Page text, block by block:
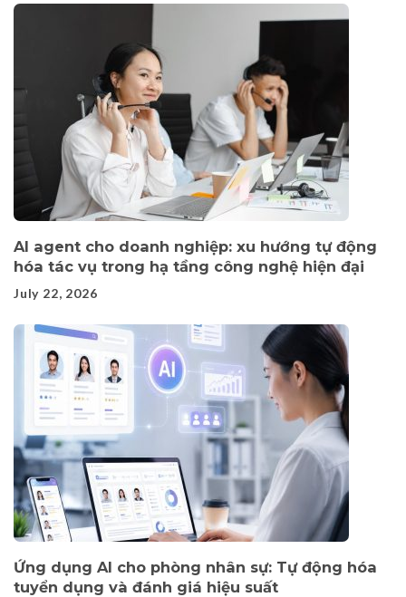
AI agent cho doanh nghiệp: xu hướng tự động
hóa tác vụ trong hạ tầng công nghệ hiện đại
July 22, 2026
Ứng dụng AI cho phòng nhân sự: Tự động hóa
tuyển dụng và đánh giá hiệu suất